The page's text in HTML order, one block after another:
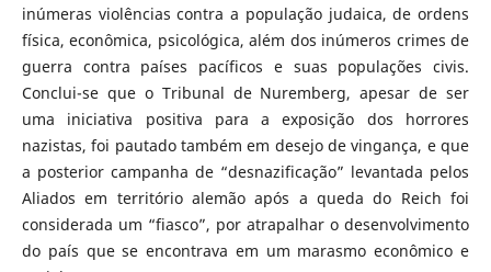
inúmeras violências contra a população judaica, de ordens
física, econômica, psicológica, além dos inúmeros crimes de
guerra contra países pacíficos e suas populações civis.
Conclui-se que o Tribunal de Nuremberg, apesar de ser
uma iniciativa positiva para a exposição dos horrores
nazistas, foi pautado também em desejo de vingança, e que
a posterior campanha de “desnazificação” levantada pelos
Aliados em território alemão após a queda do Reich foi
considerada um “fiasco”, por atrapalhar o desenvolvimento
do país que se encontrava em um marasmo econômico e